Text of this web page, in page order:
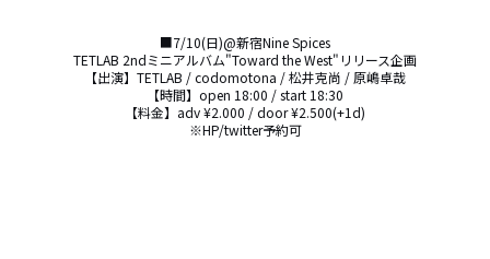
■7/10(日)@新宿Nine Spices
TETLAB 2ndミニアルバム"Toward the West"リリース企画
【出演】TETLAB / codomotona / 松井克尚 / 原嶋卓哉
【時間】open 18:00 / start 18:30
【料金】adv ¥2.000 / door ¥2.500(+1d)
※HP/twitter予約可